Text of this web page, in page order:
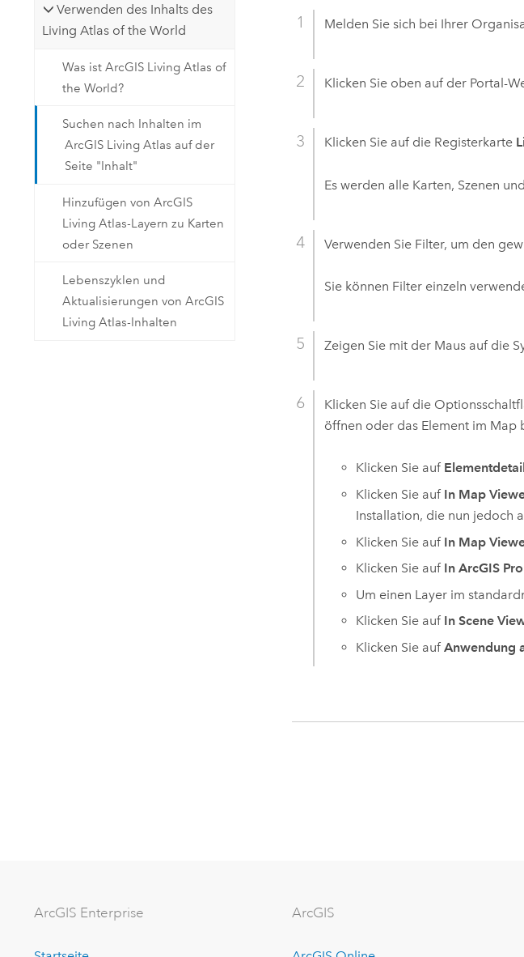
Verwenden des Inhalts des
Living Atlas of the World
Was ist ArcGIS Living Atlas of
the World?
Suchen nach Inhalten im
ArcGIS Living Atlas auf der
Seite "Inhalt"
Hinzufügen von ArcGIS
Living Atlas-Layern zu Karten
oder Szenen
Lebenszyklen und
Aktualisierungen von ArcGIS
Living Atlas-Inhalten
Melden Sie sich bei Ihrer
Klicken Sie oben auf der Portal-
Klicken Sie auf die Registerkarte
Es werden alle Karten, Szenen
Verwenden Sie Filter, um den
Sie können Filter einzeln
Zeigen Sie mit der Maus auf die
Klicken Sie auf die
öffnen oder das Element im Map
Klicken Sie auf
Klicken Sie auf In Map
Installation, die nun jedoch
Klicken Sie auf In Map
Klicken Sie auf In ArcGIS
Um einen Layer im
Klicken Sie auf In Scene
Klicken Sie auf Anwendung
ArcGIS Enterprise ArcGIS